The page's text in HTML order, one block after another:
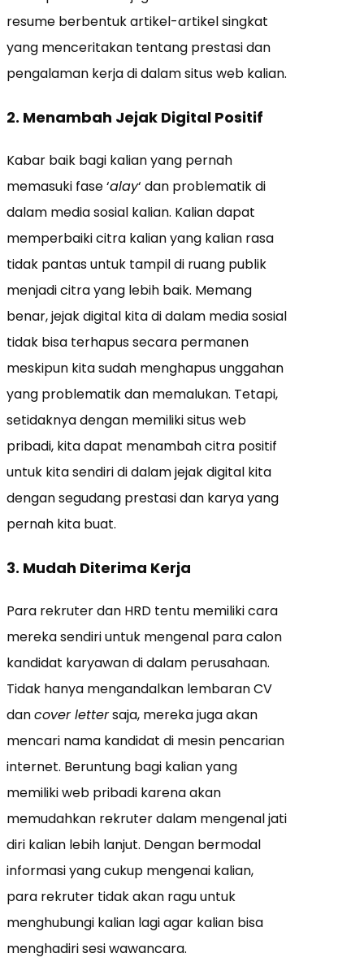
resume berbentuk artikel-artikel singkat
yang menceritakan tentang prestasi dan
pengalaman kerja di dalam situs web kalian.
2. Menambah Jejak Digital Positif
Kabar baik bagi kalian yang pernah
memasuki fase ‘alay‘ dan problematik di
dalam media sosial kalian. Kalian dapat
memperbaiki citra kalian yang kalian rasa
tidak pantas untuk tampil di ruang publik
menjadi citra yang lebih baik. Memang
benar, jejak digital kita di dalam media sosial
tidak bisa terhapus secara permanen
meskipun kita sudah menghapus unggahan
yang problematik dan memalukan. Tetapi,
setidaknya dengan memiliki situs web
pribadi, kita dapat menambah citra positif
untuk kita sendiri di dalam jejak digital kita
dengan segudang prestasi dan karya yang
pernah kita buat.
3. Mudah Diterima Kerja
Para rekruter dan HRD tentu memiliki cara
mereka sendiri untuk mengenal para calon
kandidat karyawan di dalam perusahaan.
Tidak hanya mengandalkan lembaran CV
dancover lettersaja, mereka juga akan
mencari nama kandidat di mesin pencarian
internet. Beruntung bagi kalian yang
memiliki web pribadi karena akan
memudahkan rekruter dalam mengenal jati
diri kalian lebih lanjut. Dengan bermodal
informasi yang cukup mengenai kalian,
para rekruter tidak akan ragu untuk
menghubungi kalian lagi agar kalian bisa
menghadiri sesi wawancara.